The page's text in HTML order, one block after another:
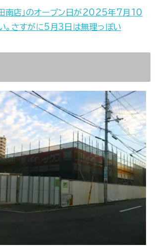
田南店」のオープン日が2025年7月10
。さすがに5月3日は無理っぽい